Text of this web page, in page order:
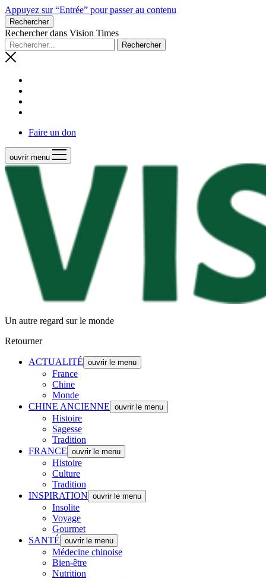
Appuyez sur “Entrée” pour passer au contenu
Rechercher
Rechercher dans Vision Times
Faire un don
ouvrir menu
Un autre regard sur le monde
Retourner
ACTUALITÉ ouvrir le menu
France
Chine
Monde
CHINE ANCIENNE ouvrir le menu
Histoire
Sagesse
Tradition
FRANCE ouvrir le menu
Histoire
Culture
Tradition
INSPIRATION ouvrir le menu
Insolite
Voyage
Gourmet
SANTÉ ouvrir le menu
Médecine chinoise
Bien-être
Nutrition